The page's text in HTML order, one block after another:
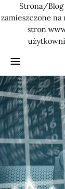
Strona/Blog
zamieszczone
stron